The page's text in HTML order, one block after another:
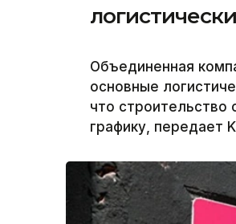
Объединенная
основные
что
графику, передает